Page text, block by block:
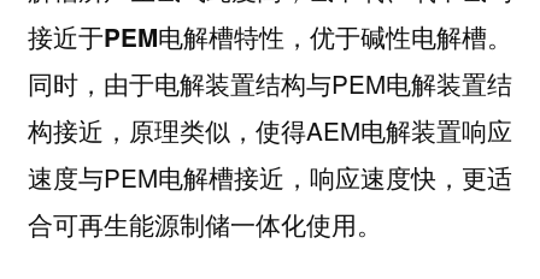
接近于PEM电解槽特性，优于碱性电解槽。
同时，由于电解装置结构与PEM电解装置结
构接近，原理类似，使得AEM电解装置响应
速度与PEM电解槽接近，响应速度快，更适
合可再生能源制储一体化使用。